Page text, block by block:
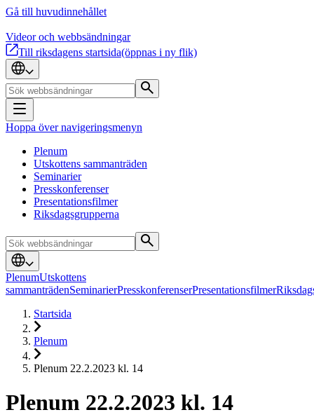
Gå till huvudinnehållet
Videor och webbsändningar
Till riksdagens startsida(öppnas i ny flik)
Hoppa över navigeringsmenyn
Plenum
Utskottens sammanträden
Seminarier
Presskonferenser
Presentationsfilmer
Riksdagsgrupperna
PlenumUtskottens
sammanträdenSeminarierPresskonferenserPresentationsfilmer
Startsida
Plenum
Plenum 22.2.2023 kl. 14
Plenum 22.2.2023 kl. 14